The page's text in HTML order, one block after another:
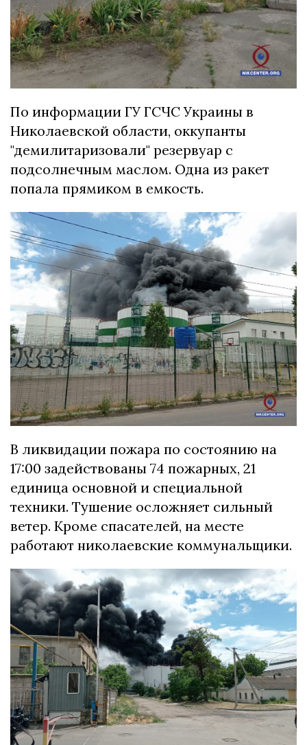
По информации ГУ ГСЧС Украины в
Николаевской области, оккупанты
"демилитаризовали" резервуар с
подсолнечным маслом. Одна из ракет
попала прямиком в емкость.
В ликвидации пожара по состоянию на
17:00 задействованы 74 пожарных, 21
единица основной и специальной
техники. Тушение осложняет сильный
ветер. Кроме спасателей, на месте
работают николаевские коммунальщики.